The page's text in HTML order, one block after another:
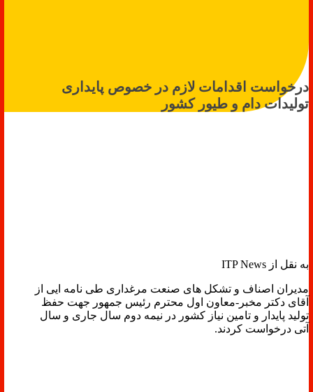
درخواست اقدامات لازم در خصوص پایداری
تولیدات دام و طیور کشور
به نقل از ITP News
مدیران اصناف و تشکل های صنعت مرغداری طی نامه ایی از
آقای دکتر مخبر-معاون اول محترم رئیس جمهور جهت حفظ
تولید پایدار و تامین نیاز کشور در نیمه دوم سال جاری و سال
آتی درخواست کردند.